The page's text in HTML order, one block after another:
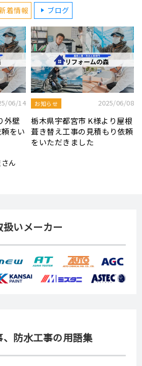
着情報 ブログ
化症
解説
令和7年度 結婚新生活支援補
助金が実施されます！
ん
扱いメーカー
、防水工事の用語集